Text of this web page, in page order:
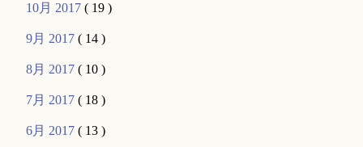
10月 2017( 19 )
9月 2017( 14 )
8月 2017( 10 )
7月 2017( 18 )
6月 2017( 13 )